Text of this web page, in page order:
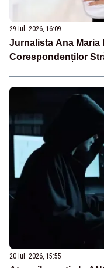
29 iul. 2026, 16:09
Jurnalista Ana Maria
Corespondenților
20 iul. 2026, 15:55